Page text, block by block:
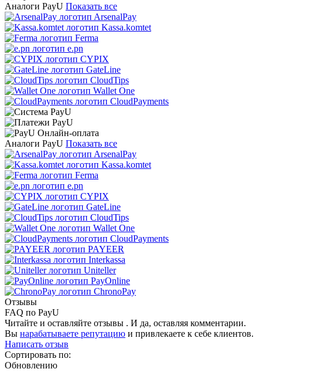
Аналоги PayU Показать все
ArsenalPay
Kassa.komtet
Ferma
e.pn
CYPIX
GateLine
CloudTips
Wallet One
CloudPayments
Аналоги PayU Показать все
ArsenalPay
Kassa.komtet
Ferma
e.pn
CYPIX
GateLine
CloudTips
Wallet One
CloudPayments
PAYEER
Interkassa
Uniteller
PayOnline
ChronoPay
Отзывы
FAQ по PayU
Читайте и оставляйте отзывы . И да, оставляя комментарии.
Вы нарабатываете репутацию и привлекаете к себе клиентов.
Написать отзыв
Сортировать по:
Обновлению